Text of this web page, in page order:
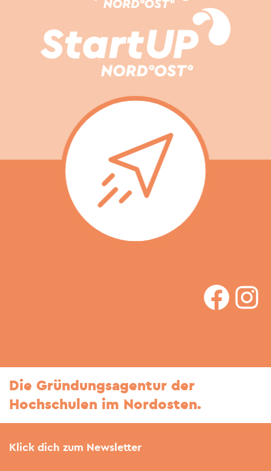
Die Gründungsagentur der
Hochschulen im Nordosten.
Klick dich zum Newsletter